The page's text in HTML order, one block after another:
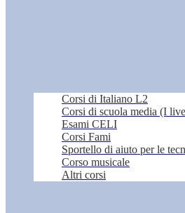
Corsi di Italiano L2
Corsi di scuola media (I
Esami CELI
Corsi Fami
Sportello di aiuto per le
Corso musicale
Altri corsi